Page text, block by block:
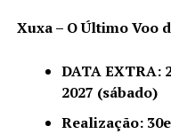
Xuxa – O Último Voo
DATA EXTRA:
2027 (sábado)
Realização: 30e